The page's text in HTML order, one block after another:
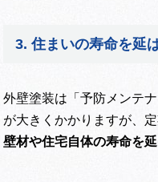
3. 住まいの寿命を延
外壁塗装は「予防メンテ
が大きくかかりますが、
壁材や住宅自体の寿命を